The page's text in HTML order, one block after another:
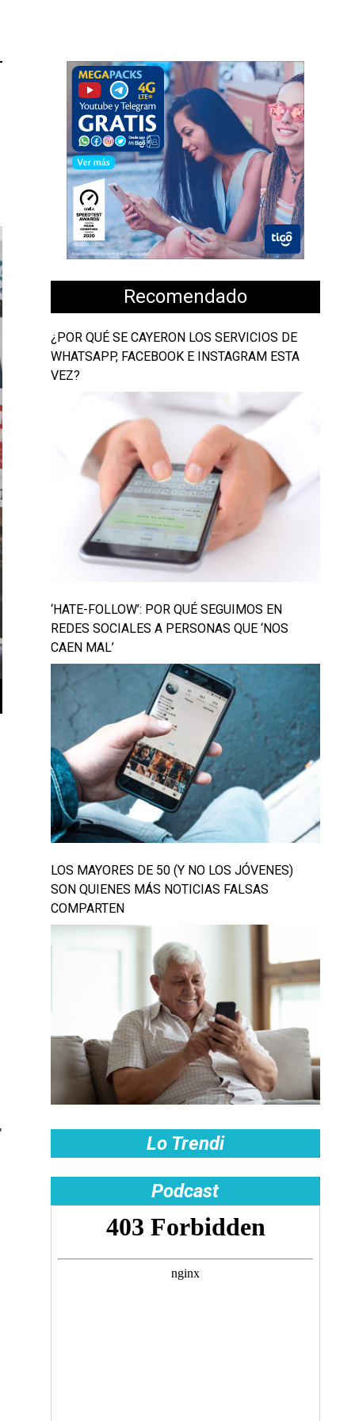
Recomendado
¿POR QUÉ SE CAYERON LOS SERVICIOS DE
WHATSAPP, FACEBOOK E INSTAGRAM ESTA
VEZ?
‘HATE-FOLLOW’: POR QUÉ SEGUIMOS EN
REDES SOCIALES A PERSONAS QUE ‘NOS
CAEN MAL’
LOS MAYORES DE 50 (Y NO LOS JÓVENES)
SON QUIENES MÁS NOTICIAS FALSAS
COMPARTEN
Lo Trendi
Podcast